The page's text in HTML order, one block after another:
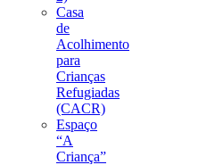
Casa
de
Acolhimento
para
Crianças
Refugiadas
(CACR)
Espaço
“A
Criança”